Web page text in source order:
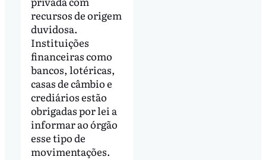
recursos de origem
duvidosa.
Instituições
financeiras como
bancos, lotéricas,
casas de câmbio e
crediários estão
obrigadas por lei a
informar ao órgão
esse tipo de
movimentações.